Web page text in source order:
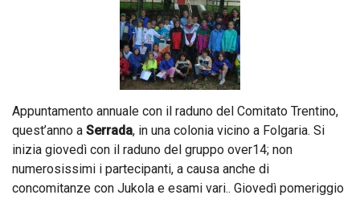
Appuntamento annuale con il raduno del Comitato Trentino,
quest’anno a Serrada, in una colonia vicino a Folgaria. Si
inizia giovedì con il raduno del gruppo over14; non
numerosissimi i partecipanti, a causa anche di
concomitanze con Jukola e esami vari.. Giovedì pomeriggio